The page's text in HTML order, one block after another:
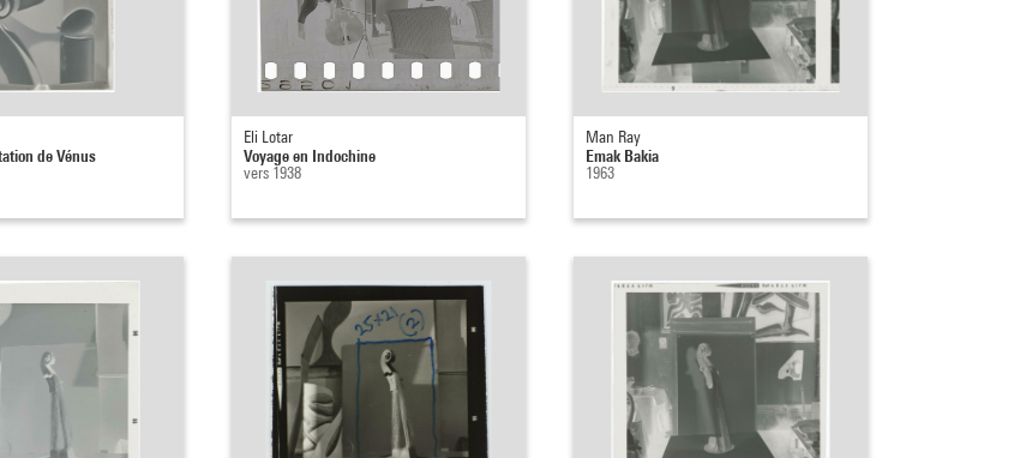
de Vénus
Eli Lotar
Voyage en Indochine
vers 1938
Man Ray
Emak Bakia
1963